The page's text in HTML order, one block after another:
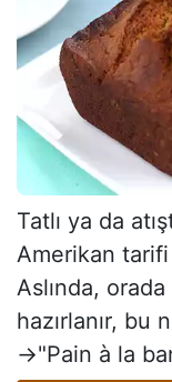
Tatlı ya da
Amerikan
Aslında,
hazırlanır, bu
→"Pain à la